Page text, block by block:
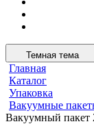
Темная тема
Главная
Каталог
Упаковка
Вакуумные
Вакуумный пакет